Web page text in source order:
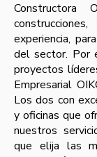
Constructora
experiencia,
del sector. Por
proyectos
Empresarial
Los dos con
y oficinas que
nuestros
que elija las